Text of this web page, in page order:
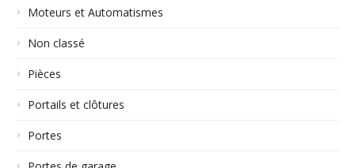
Moteurs et Automatismes
Non classé
Pièces
Portails et clôtures
Portes